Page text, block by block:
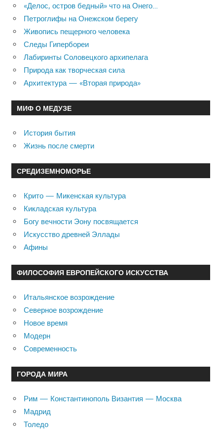
«Делос, остров бедный» что на Онего…
Петроглифы на Онежском берегу
Живопись пещерного человека
Следы Гипербореи
Лабиринты Соловецкого архипелага
Природа как творческая сила
Архитектура — «Вторая природа»
МИФ О МЕДУЗЕ
История бытия
Жизнь после смерти
СРЕДИЗЕМНОМОРЬЕ
Крито — Микенская культура
Кикладская культура
Богу вечности Эону посвящается
Искусство древней Эллады
Афины
ФИЛОСОФИЯ ЕВРОПЕЙСКОГО ИСКУССТВА
Итальянское возрождение
Северное возрождение
Новое время
Модерн
Современность
ГОРОДА МИРА
Рим — Константинополь Византия — Москва
Мадрид
Толедо